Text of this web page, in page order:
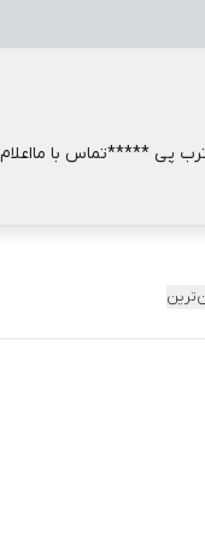
پی *****تماس با ما